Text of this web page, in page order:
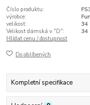
Číslo produktu:
výrobce:
velikost:
34
Velikost dámská v "D":
34
Hlídat cenu / dostupnost
Do oblíbených
Kompletní specifikace